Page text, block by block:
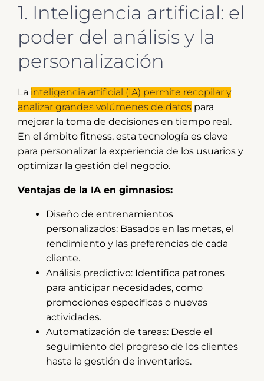
1. Inteligencia artificial: el
poder del análisis y la
personalización
La inteligencia artificial (IA) permite recopilar y
analizar grandes volúmenes de datos para
mejorar la toma de decisiones en tiempo real.
En el ámbito fitness, esta tecnología es clave
para personalizar la experiencia de los usuarios y
optimizar la gestión del negocio.
Ventajas de la IA en gimnasios:
Diseño de entrenamientos
personalizados: Basados en las metas, el
rendimiento y las preferencias de cada
cliente.
Análisis predictivo: Identifica patrones
para anticipar necesidades, como
promociones específicas o nuevas
actividades.
Automatización de tareas: Desde el
seguimiento del progreso de los clientes
hasta la gestión de inventarios.